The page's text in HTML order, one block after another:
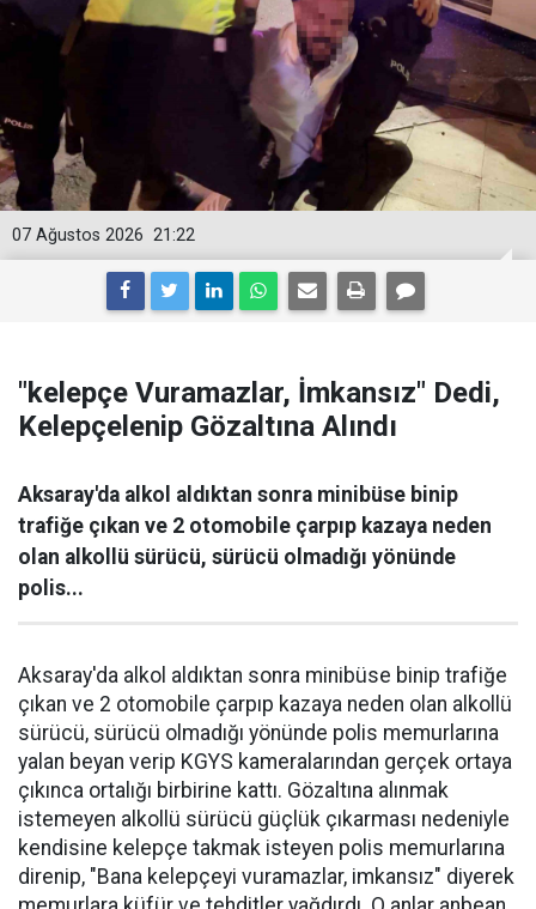
21:22
07 Ağustos 2026
"kelepçe Vuramazlar, İmkansız" Dedi,
Kelepçelenip Gözaltına Alındı
Aksaray'da alkol aldıktan sonra minibüse binip
trafiğe çıkan ve 2 otomobile çarpıp kazaya neden
olan alkollü sürücü, sürücü olmadığı yönünde
polis...
Aksaray'da alkol aldıktan sonra minibüse binip trafiğe
çıkan ve 2 otomobile çarpıp kazaya neden olan alkollü
sürücü, sürücü olmadığı yönünde polis memurlarına
yalan beyan verip KGYS kameralarından gerçek ortaya
çıkınca ortalığı birbirine kattı. Gözaltına alınmak
istemeyen alkollü sürücü güçlük çıkarması nedeniyle
kendisine kelepçe takmak isteyen polis memurlarına
direnip, "Bana kelepçeyi vuramazlar, imkansız" diyerek